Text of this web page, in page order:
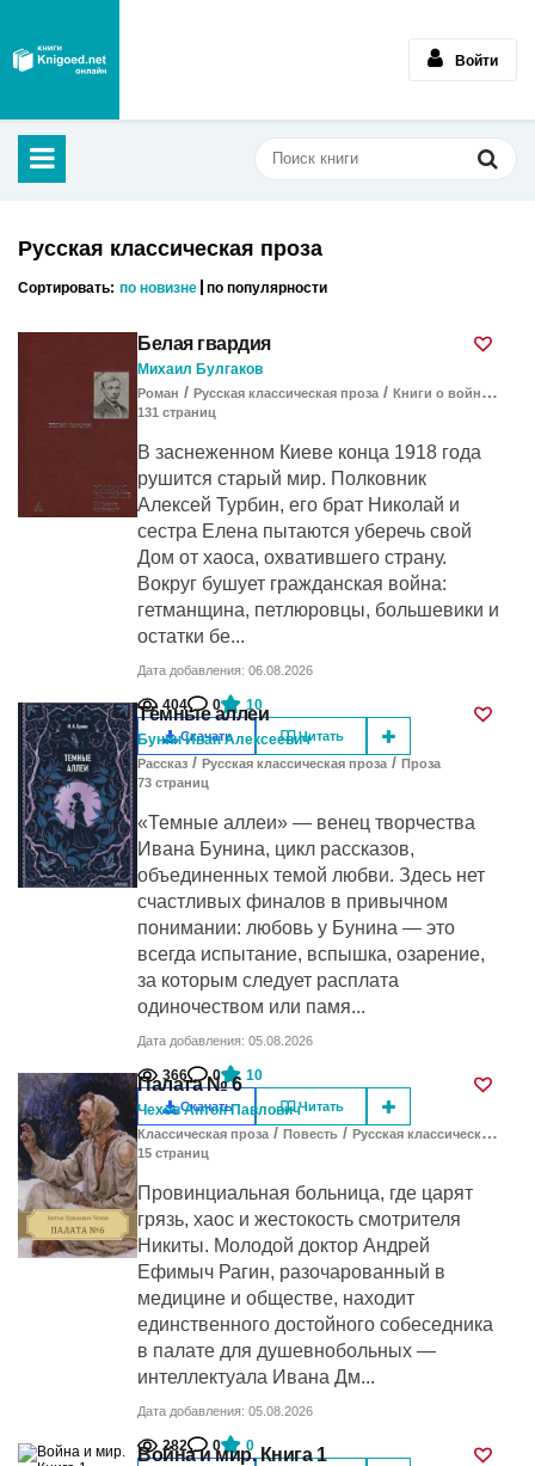
Войти
Русская классическая проза
Сортировать: по новизне по популярности
Белая гвардия
Михаил Булгаков
Роман / Русская классическая проза / Книги о войне /
131 cтраниц
В заснеженном Киеве конца 1918 года
рушится старый мир. Полковник
Алексей Турбин, его брат Николай и
сестра Елена пытаются уберечь свой
Дом от хаоса, охватившего страну.
Вокруг бушует гражданская война:
гетманщина, петлюровцы, большевики и
остатки бе...
Дата добавления: 06.08.2026
404 0 10
Скачать Читать
Тёмные аллеи
Бунин Иван Алексеевич
Рассказ / Русская классическая проза / Проза
73 cтраниц
«Темные аллеи» — венец творчества
Ивана Бунина, цикл рассказов,
объединенных темой любви. Здесь нет
счастливых финалов в привычном
понимании: любовь у Бунина — это
всегда испытание, вспышка, озарение,
за которым следует расплата
одиночеством или памя...
Дата добавления: 05.08.2026
366 0 10
Скачать Читать
Палата № 6
Чехов Антон Павлович
Классическая проза / Повесть / Русская классическая проза
15 cтраниц
Провинциальная больница, где царят
грязь, хаос и жестокость смотрителя
Никиты. Молодой доктор Андрей
Ефимыч Рагин, разочарованный в
медицине и обществе, находит
единственного достойного собеседника
в палате для душевнобольных —
интеллектуала Ивана Дм...
Дата добавления: 05.08.2026
282 0 0
Война и мир. Книга 1